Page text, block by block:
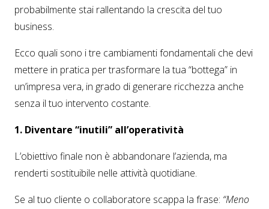
probabilmente stai rallentando la crescita del tuo
business.
Ecco quali sono i tre cambiamenti fondamentali che devi
mettere in pratica per trasformare la tua “bottega” in
un’impresa vera, in grado di generare ricchezza anche
senza il tuo intervento costante.
1. Diventare “inutili” all’operatività
L’obiettivo finale non è abbandonare l’azienda, ma
renderti sostituibile nelle attività quotidiane.
Se al tuo cliente o collaboratore scappa la frase: “Meno